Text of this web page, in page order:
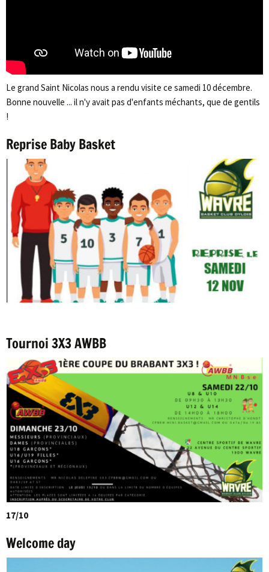
Le grand Saint Nicolas nous a rendu visite ce samedi 10 décembre.
Bonne nouvelle ... il n'y avait pas d'enfants méchants, que de gentils
!
Reprise Baby Basket
Tournoi 3X3 AWBB
17/10
Welcome day